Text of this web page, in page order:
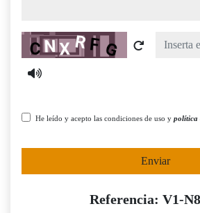
Captcha
He leído y acepto las condiciones de uso y política
Enviar
Referencia: V1-